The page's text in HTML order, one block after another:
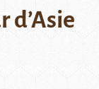
d’Asie